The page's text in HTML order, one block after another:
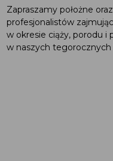
Zapraszamy położne
profesjonalistów
w okresie ciąży, porodu i
w naszych tegorocznych